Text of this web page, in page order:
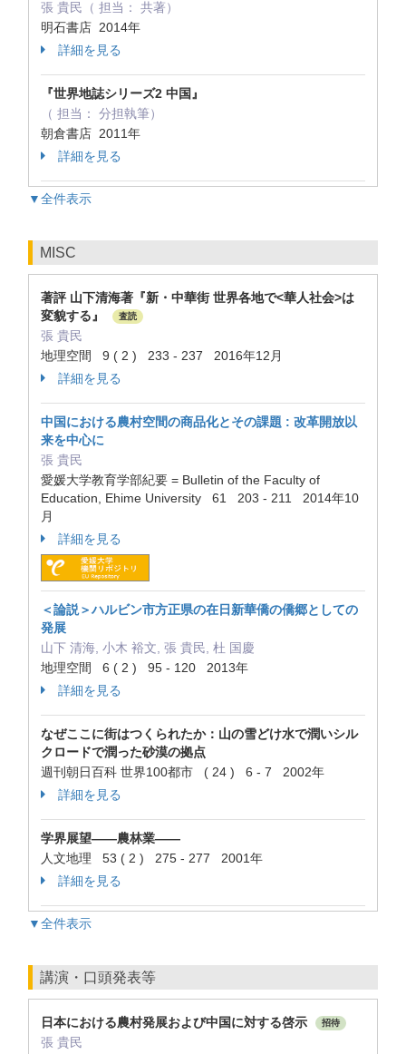
張 貴民（ 担当： 共著）
明石書店 2014年
詳細を見る
『世界地誌シリーズ2 中国』
（ 担当： 分担執筆）
朝倉書店 2011年
詳細を見る
▼全件表示
MISC
著評 山下清海著『新・中華街 世界各地で<華人社会>は
変貌する』
査読
張 貴民
地理空間 9 ( 2 ) 233 - 237 2016年12月
詳細を見る
中国における農村空間の商品化とその課題 : 改革開放以
来を中心に
張 貴民
愛媛大学教育学部紀要 = Bulletin of the Faculty of
Education, Ehime University 61 203 - 211 2014年10
月
詳細を見る
＜論説＞ハルビン市方正県の在日新華僑の僑郷としての
発展
山下 清海, 小木 裕文, 張 貴民, 杜 国慶
地理空間 6 ( 2 ) 95 - 120 2013年
詳細を見る
なぜここに街はつくられたか：山の雪どけ水で潤いシル
クロードで潤った砂漠の拠点
週刊朝日百科 世界100都市 ( 24 ) 6 - 7 2002年
詳細を見る
学界展望――農林業――
人文地理 53 ( 2 ) 275 - 277 2001年
詳細を見る
▼全件表示
講演・口頭発表等
日本における農村発展および中国に対する啓示 招待
張 貴民